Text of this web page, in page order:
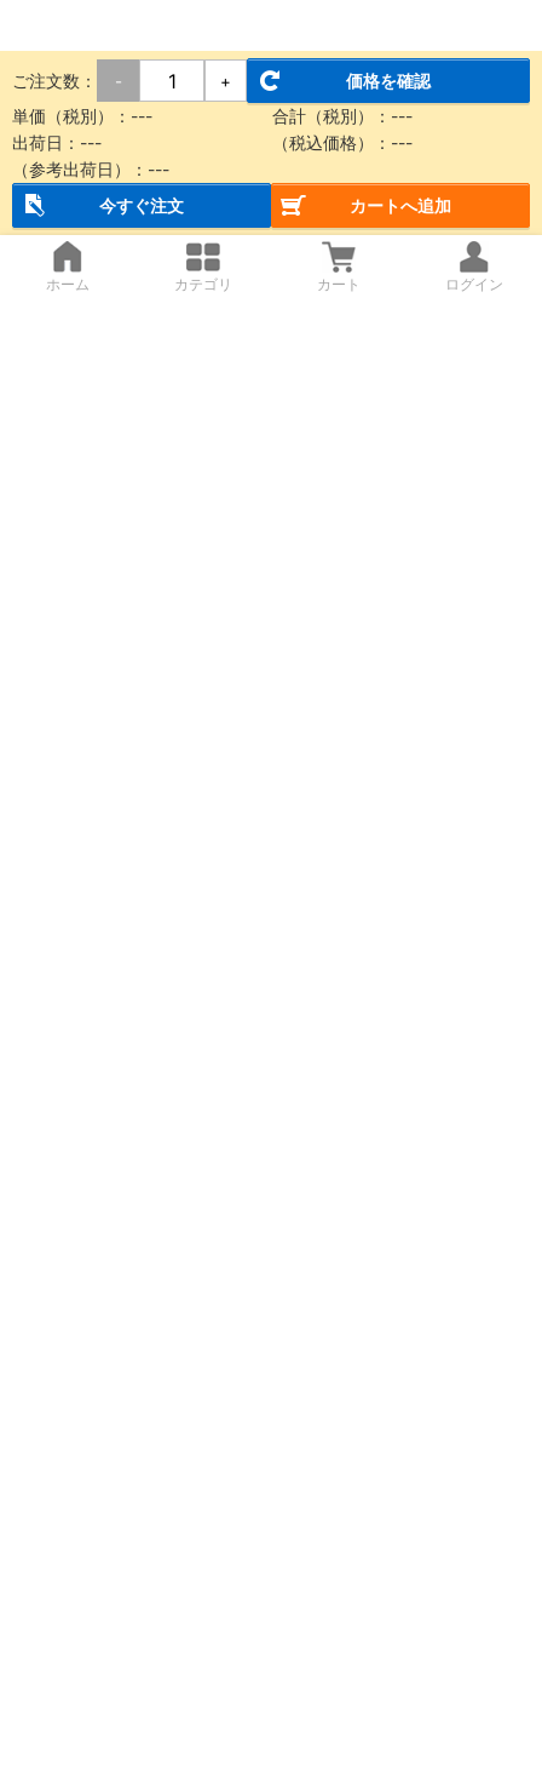
ご注文数： - +
価格を確認
単価（税別）： --- 合計（税別）： ---
出荷日： --- （税込価格）： ---
（参考出荷日）： ---
今すぐ注文
カートへ追加
ホーム カテゴリ カート ログイン